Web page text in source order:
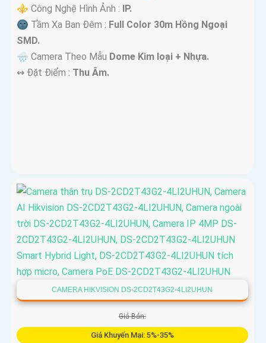
⚜️ Công Nghệ Hình Ảnh : IP.
🌚 Tầm Xa Ban Đêm : Full Color 30m Hồng Ngoại
SMD.
🌧️ Camera Theo Mẫu Dome Kim loại + Nhựa.
️↭ Đặt Điểm : Thu Âm.
CAMERA HIKVISION DS-2CD2T43G2-4LI2UHUN
Giá Bán:
Giá Khuyến Mại: 5%-35%